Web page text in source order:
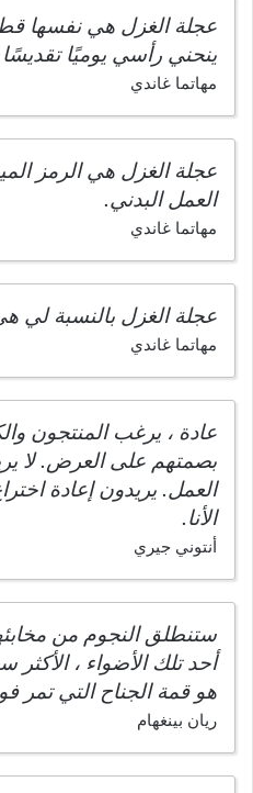
عجلة الغزل هي نفسها
ينحني رأسي يوميًا
مهاتما غاندي
عجلة الغزل هي الرمز
العمل البدني.
مهاتما غاندي
عجلة الغزل بالنسبة لي
مهاتما غاندي
عادة ، يرغب المنتجون
بصمتهم على العرض. لا
العمل. يريدون إعادة
الأنا.
أنتوني جيري
ستنطلق النجوم من
أحد تلك الأضواء ، الأكثر
هو قمة الجناح التي تمر
ريان بينغهام